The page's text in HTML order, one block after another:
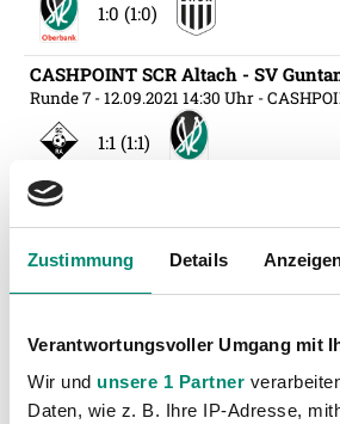
Zustimmung Details
Verantwortungsvoller Umgang mit
Wir und unsere 1 Partner
Daten, wie z. B. Ihre IP-Adresse,
1:0 (1:0)
CASHPOINT SCR Altach - SV
Runde 7 - 12.09.2021 14:30 Uhr -
1:1 (1:1)
SV Guntamatic Ried - RZ Pellets WAC
Runde 8- 18.09.2021 17:00 Uhr- josko
3:3 (0:2)
SK Vorwärts Steyr - SV Guntamatic
Runde ÖFB Cup Runde 2 - 21.09.2021
1:3 (0:1)